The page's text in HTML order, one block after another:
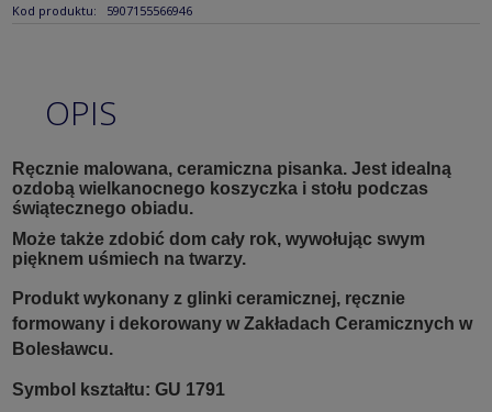
Kod produktu: 5907155566946
OPIS
Ręcznie malowana, ceramiczna pisanka. Jest idealną
ozdobą wielkanocnego koszyczka i stołu podczas
świątecznego obiadu.
Może także zdobić dom cały rok, wywołując swym
pięknem uśmiech na twarzy.
Produkt wykonany z glinki ceramicznej, ręcznie
formowany i dekorowany w Zakładach Ceramicznych w
Bolesławcu.
Symbol kształtu: GU 1791